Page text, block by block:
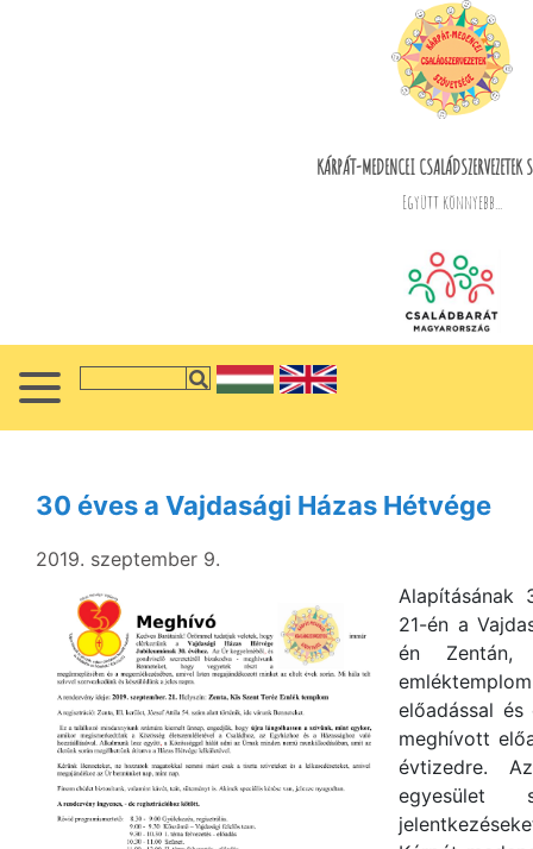
KÁRPÁT-MEDENCEI CSALÁDSZERVEZETEK
Együtt könnyebb...
30 éves a Vajdasági Házas Hétvége
2019. szeptember 9.
Alapításának
21-én a
én
előadással
meghívott
évtizedre.
egyesület